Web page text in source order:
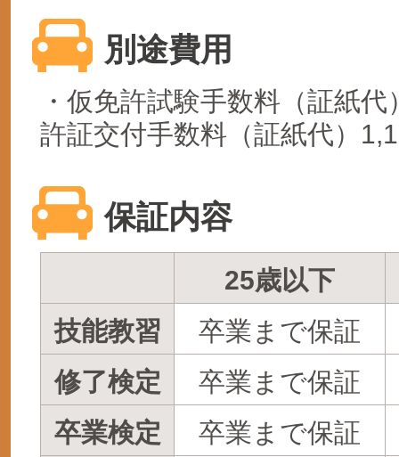
別途費用
・仮免許試験手数料（証紙
許証交付手数料（証紙代）
保証内容
25歳以下
技能教習
卒業まで保証
修了検定
卒業まで保証
卒業検定
卒業まで保証